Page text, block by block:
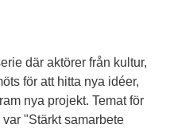
där aktörer från kultur,
för att hitta nya idéer,
nya projekt. Temat för
"Stärkt samarbete